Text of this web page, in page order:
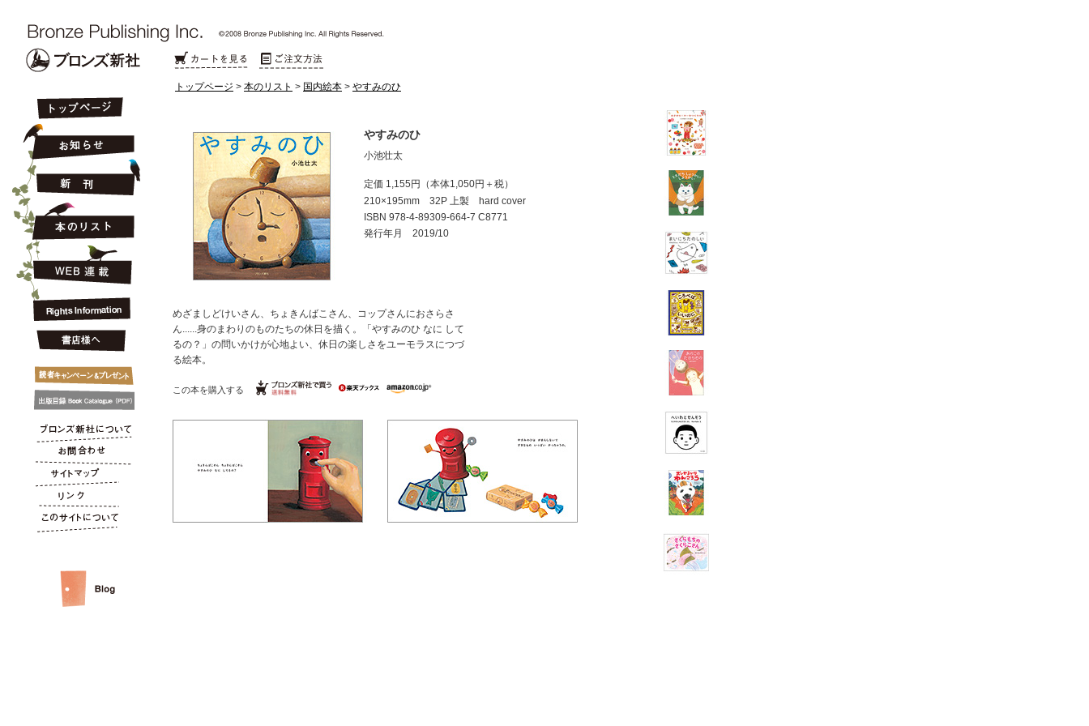
トップページ > 本のリスト > 国内絵本 > やすみのひ
やすみのひ
小池壮太
定価 1,155円
（本体1,050円＋税）
210×195mm 32P 上製 hard cover
ISBN 978-4-89309-664-7 C8771
発行年月 2019/10
めざましどけいさん、ちょきんばこさん、コップさんにおさらさ
ん......身のまわりのものたちの休日を描く。「やすみのひ なに して
るの？」の問いかけが心地よい、休日の楽しさをユーモラスにつづ
る絵本。
この本を購入する